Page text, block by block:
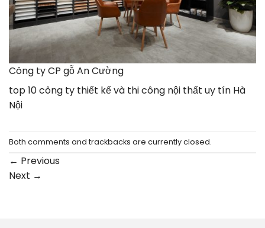
Công ty CP gỗ An Cường
top 10 công ty thiết kế và thi công nội thất uy tín Hà
Nội
Both comments and trackbacks are currently closed.
← Previous
Next →